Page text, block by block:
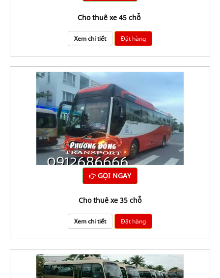
cho thuê xe 45 chỗ
Xem chi tiết Đặt hàng
GỌI NGAY
cho thuê xe 35 chỗ
Xem chi tiết Đặt hàng